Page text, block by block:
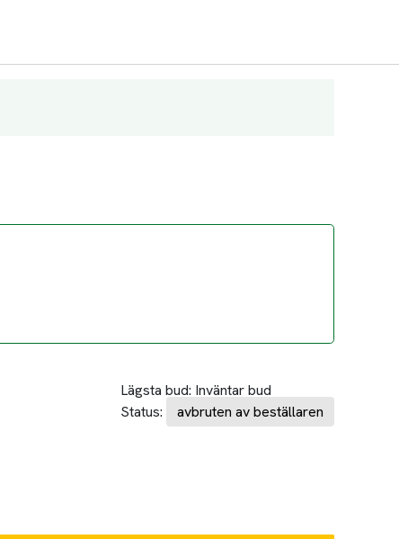
Lägsta bud: Inväntar bud
Status:
avbruten av beställaren